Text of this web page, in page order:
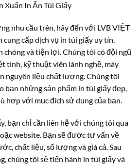
Xuấn In Ấn Túi Giấy
nhu cầu trên, hãy đến với LVB VIỆT
cấp dịch vụ in túi giấy uy tín,
chóng và tiện lợi. Chúng tôi có đội ngũ
tình, kỹ thuật viên lành nghề, máy
nguyên liệu chất lượng. Chúng tôi
bạn những sản phẩm in túi giấy đẹp,
hợp với mục đích sử dụng của bạn.
bạn chỉ cần liên hệ với chúng tôi qua
website. Bạn sẽ được tư vấn về
chất liệu, số lượng và giá cả. Sau
chúng tôi sẽ tiến hành in túi giấy và